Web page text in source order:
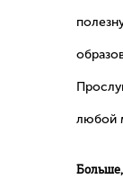
любой